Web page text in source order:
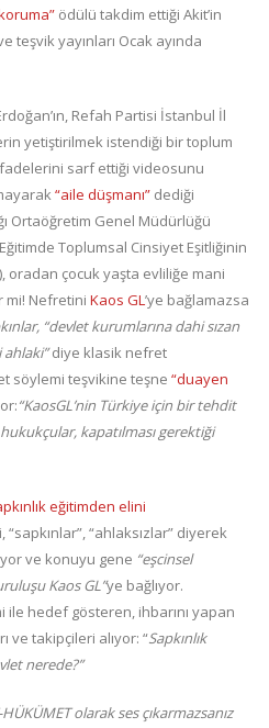
ödülü takdim ettiği Akit’in
teşvik yayınları Ocak ayında
Refah Partisi İstanbul İl
yetiştirilmek istendiği bir toplum
sarf ettiği videosunu
“aile düşmanı” dediği
Ortaöğretim Genel Müdürlüğü
Toplumsal Cinsiyet Eşitliğinin
oradan çocuk yaşta evliliğe mani
mi! Nefretini Kaos GL’ye bağlamazsa
“devlet kurumlarına dahi sızan
ahlaki”diye klasik nefret
söylemi teşvikine teşne “duayen
“KaosGL’nin Türkiye için bir tehdit
kapatılması gerektiği
eğitimden elini
“sapkınlar”, “ahlaksızlar” diyerek
ve konuyu gene “eşcinsel
Kaos GL”ye bağlıyor.
hedef gösteren, ihbarını yapan
ve takipçileri alıyor: “Sapkınlık
nerede?”
olarak ses çıkarmazsanız